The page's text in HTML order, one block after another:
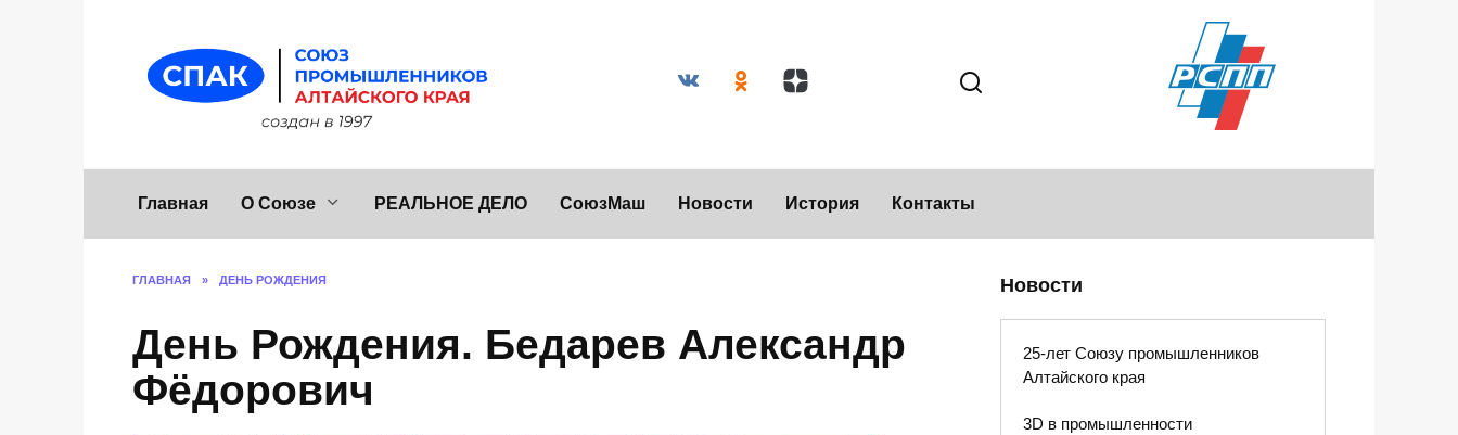
Главная О Союзе РЕАЛЬНОЕ ДЕЛО СоюзМаш Новости История Контакты
ГЛАВНАЯ » ДЕНЬ РОЖДЕНИЯ
День Рождения. Бедарев Александр
Фёдорович
Новости
25-лет Союзу промышленников
Алтайского края
3D в промышленности